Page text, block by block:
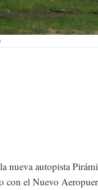
)
nueva autopista
con el Nuevo